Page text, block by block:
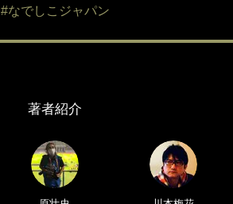
#なでしこジャパン
著者紹介